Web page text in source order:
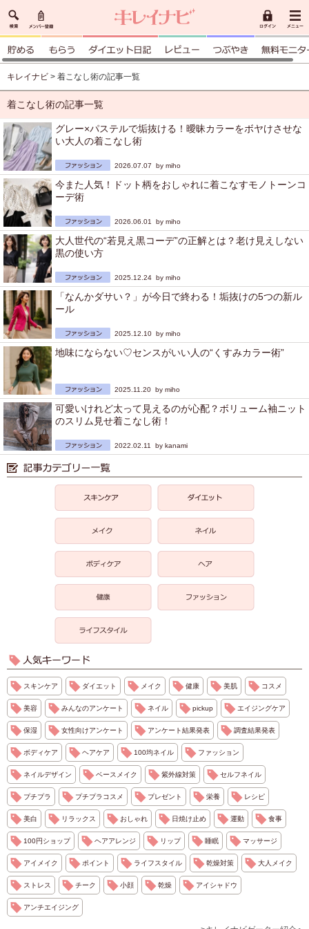
キレイナビ > 着こなし術の記事一覧
着こなし術の記事一覧
グレー×パステルで垢抜ける！曖昧カラーをボヤけさせな
い大人の着こなし術
2026.07.07 by miho
今また人気！ドット柄をおしゃれに着こなすモノトーンコ
ーデ術
2026.06.01 by miho
大人世代の“若見え黒コーデ”の正解とは？老け見えしない
黒の使い方
2025.12.24 by miho
「なんかダサい？」が今日で終わる！垢抜けの5つの新ル
ール
2025.12.10 by miho
地味にならない♡センスがいい人の“くすみカラー術”
2025.11.20 by miho
可愛いけれど太って見えるのが心配？ボリューム袖ニット
のスリム見せ着こなし術！
2022.02.11 by kanami
スキンケア ダイエット メイク 健康 美肌 コスメ
美容 みんなのアンケート ネイル pickup エイジングケア
保湿 女性向けアンケート アンケート結果発表 調査結果発表
ボディケア ヘアケア 100均ネイル ファッション
ネイルデザイン ベースメイク 紫外線対策 セルフネイル
プチプラ プチプラコスメ プレゼント 栄養 レシピ
美白 リラックス おしゃれ 日焼け止め 運動 食事
100円ショップ ヘアアレンジ リップ 睡眠 マッサージ
アイメイク ポイント ライフスタイル 乾燥対策 大人メイク
ストレス チーク 小顔 乾燥 アイシャドウ
アンチエイジング